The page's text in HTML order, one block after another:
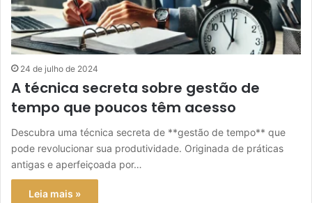
24 de julho de 2024
A técnica secreta sobre gestão de
tempo que poucos têm acesso
Descubra uma técnica secreta de **gestão de tempo** que
pode revolucionar sua produtividade. Originada de práticas
antigas e aperfeiçoada por…
Leia mais »